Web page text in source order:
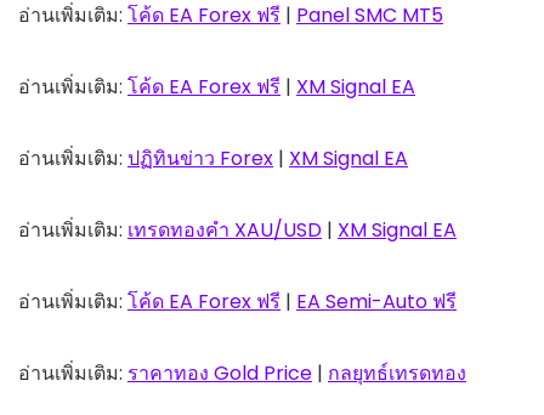
อ่านเพิ่มเติม: โค้ด EA Forex ฟรี | Panel SMC MT5
อ่านเพิ่มเติม: โค้ด EA Forex ฟรี | XM Signal EA
อ่านเพิ่มเติม: ปฏิทินข่าว Forex | XM Signal EA
อ่านเพิ่มเติม: เทรดทองคำ XAU/USD | XM Signal EA
อ่านเพิ่มเติม: โค้ด EA Forex ฟรี | EA Semi-Auto ฟรี
อ่านเพิ่มเติม: ราคาทอง Gold Price | กลยุทธ์เทรดทอง